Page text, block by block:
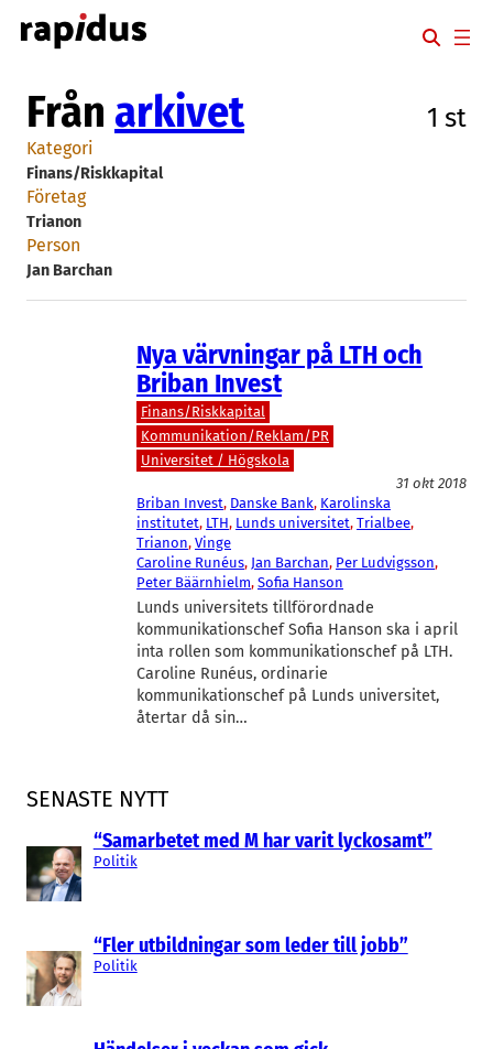
Hoppa
till
SENASTE NYTT
“Samarbetet med M har varit lyckosamt”
Politik
“Fler utbildningar som leder till jobb”
Politik
Från arkivet 1 st
Kategori
Finans/Riskkapital
Företag
Trianon
Person
Jan Barchan
Nya värvningar på LTH och
Briban Invest
Finans/Riskkapital
Kommunikation/Reklam/PR
Universitet / Högskola
31 okt 2018
Briban Invest, Danske Bank, Karolinska
institutet, LTH, Lunds universitet, Trialbee
Trianon, Vinge
Caroline Runéus, Jan Barchan, Per Ludvigsson
Peter Bäärnhielm, Sofia Hanson
Lunds universitets tillförordnade
kommunikationschef Sofia Hanson ska i april
inta rollen som kommunikationschef på LTH.
Caroline Runéus, ordinarie
kommunikationschef på Lunds universitet,
återtar då sin…